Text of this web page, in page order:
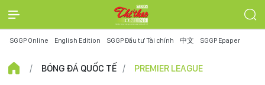
SGGP Online English Edition SGGP Đầu tư Tài chính 中文 SGGP Epaper
BÓNG ĐÁ QUỐC TẾ PREMIER LEAGUE